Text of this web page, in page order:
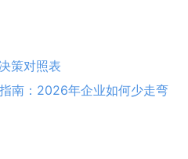
策对照表
南：2026年企业如何少走弯